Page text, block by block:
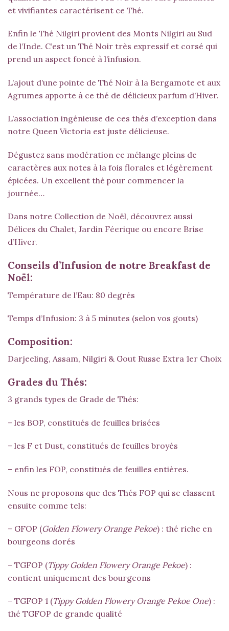
et vivifiantes caractérisent ce Thé.
Enfin le Thé Nilgiri provient des Monts Nilgiri au Sud
de l’Inde. C’est un Thé Noir très expressif et corsé qui
prend un aspect foncé à l’infusion.
L’ajout d’une pointe de Thé Noir à la Bergamote et aux
Agrumes apporte à ce thé de délicieux parfum d’Hiver.
L’association ingénieuse de ces thés d’exception dans
notre Queen Victoria est juste délicieuse.
Dégustez sans modération ce mélange pleins de
caractères aux notes à la fois florales et légèrement
épicées. Un excellent thé pour commencer la
journée…
Dans notre Collection de Noël, découvrez aussi
Délices du Chalet, Jardin Féerique ou encore Brise
d’Hiver.
Conseils d’Infusion de notre Breakfast de
Noël:
Température de l’Eau: 80 degrés
Temps d’Infusion: 3 à 5 minutes (selon vos gouts)
Composition:
Darjeeling, Assam, Nilgiri & Gout Russe Extra 1er Choix
Grades du Thés:
3 grands types de Grade de Thés:
– les BOP, constitués de feuilles brisées
– les F et Dust, constitués de feuilles broyés
– enfin les FOP, constitués de feuilles entières.
Nous ne proposons que des Thés FOP qui se classent
ensuite comme tels:
– GFOP (Golden Flowery Orange Pekoe) : thé riche en
bourgeons dorés
– TGFOP (Tippy Golden Flowery Orange Pekoe) :
contient uniquement des bourgeons
– TGFOP 1 (Tippy Golden Flowery Orange Pekoe One) :
thé TGFOP de grande qualité